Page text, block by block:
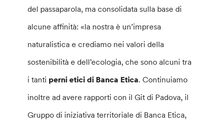
del passaparola, ma consolidata sulla base di
alcune affinità: «la nostra è un’impresa
naturalistica e crediamo nei valori della
sostenibilità e dell’ecologia, che sono alcuni tra
i tanti perni etici di Banca Etica. Continuiamo
inoltre ad avere rapporti con il Git di Padova, il
Gruppo di iniziativa territoriale di Banca Etica,